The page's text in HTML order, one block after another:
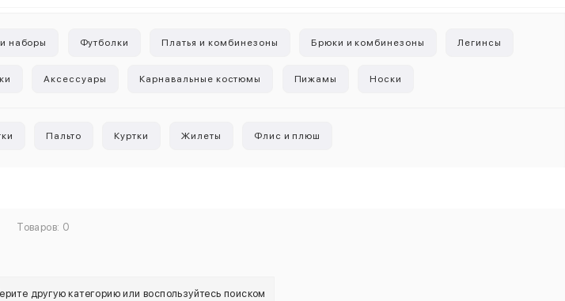
наборы Футболки Платья и комбинезоны Брюки и комбинезоны Легинсы
Аксессуары Карнавальные костюмы Пижамы Носки
Пальто Куртки Жилеты Флис и плюш
Товаров: 0
другую категорию или воспользуйтесь поиском